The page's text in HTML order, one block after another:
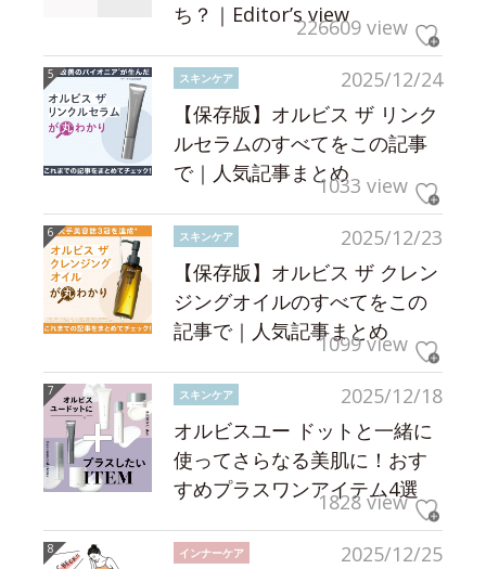
ち？｜Editor’s view226609 view
2025/12/24
スキンケア
【保存版】オルビス ザ リンク
ルセラムのすべてをこの記事
で｜人気記事まとめ1033 view
2025/12/23
スキンケア
【保存版】オルビス ザ クレン
ジングオイルのすべてをこの
記事で｜人気記事まとめ
1099 view
2025/12/18
スキンケア
オルビスユー ドットと一緒に
使ってさらなる美肌に！おす
すめプラスワンアイテム4選
1828 view
2025/12/25
インナーケア